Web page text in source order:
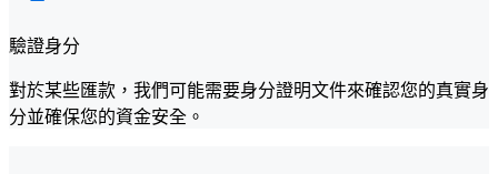
驗證身分
對於某些匯款，我們可能需要身分證明文件來確認您的真實身
分並確保您的資金安全。